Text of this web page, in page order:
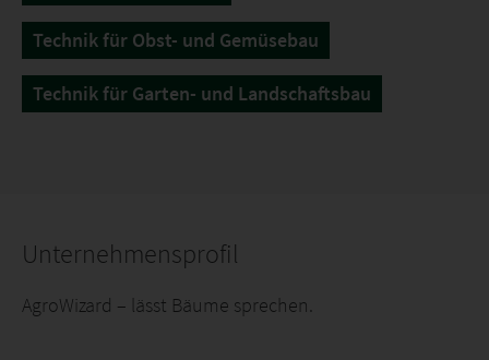
Technik für Obst- und Gemüsebau
Technik für Garten- und Landschaftsbau
Unternehmensprofil
AgroWizard – lässt Bäume sprechen.